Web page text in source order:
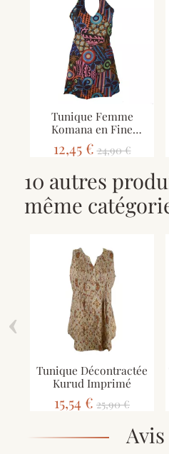
Tunique Femme
Komana en Fine
Cotonade Imprimée
12,45 € 24,90 €
10 autres
même
Tunique Décontractée
Kurud Imprimé
15,54 € 25,90 €
‹
Avis